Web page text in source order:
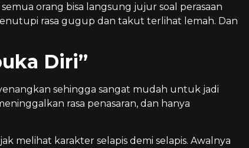
orang bisa langsung jujur soal perasaan
rasa gugup dan takut terlihat lemah. Dan
Diri”
sehingga sangat mudah untuk jadi
rasa penasaran, dan hanya
melihat karakter selapis demi selapis. Awalnya